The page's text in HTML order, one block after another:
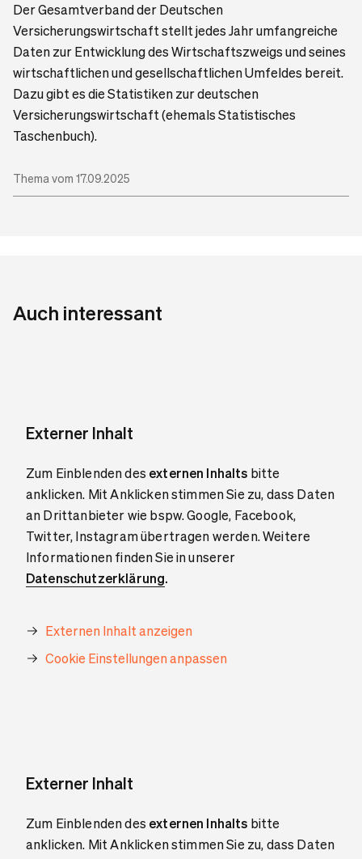
Der Gesamtverband der Deutschen
Versicherungswirtschaft stellt jedes Jahr umfangreiche
Daten zur Entwicklung des Wirtschaftszweigs und seines
wirtschaftlichen und gesellschaftlichen Umfeldes bereit.
Dazu gibt es die Statistiken zur deutschen
Versicherungswirtschaft (ehemals Statistisches
Taschenbuch).
Thema vom 17.09.2025
Auch interessant
Externer Inhalt
Zum Einblenden des externen Inhalts bitte
anklicken. Mit Anklicken stimmen Sie zu, dass Daten
an Drittanbieter wie bspw. Google, Facebook,
Twitter, Instagram übertragen werden. Weitere
Informationen finden Sie in unserer
Datenschutzerklärung.
Externen Inhalt anzeigen
Cookie Einstellungen anpassen
Externer Inhalt
Zum Einblenden des externen Inhalts bitte
anklicken. Mit Anklicken stimmen Sie zu, dass Daten